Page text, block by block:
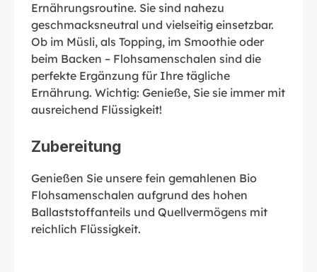
Ernährungsroutine. Sie sind nahezu
geschmacksneutral und vielseitig einsetzbar.
Ob im Müsli, als Topping, im Smoothie oder
beim Backen – Flohsamenschalen sind die
perfekte Ergänzung für Ihre tägliche
Ernährung. Wichtig: Genieße, Sie sie immer mit
ausreichend Flüssigkeit!
Zubereitung
Genießen Sie unsere fein gemahlenen Bio
Flohsamenschalen aufgrund des hohen
Ballaststoffanteils und Quellvermögens mit
reichlich Flüssigkeit.